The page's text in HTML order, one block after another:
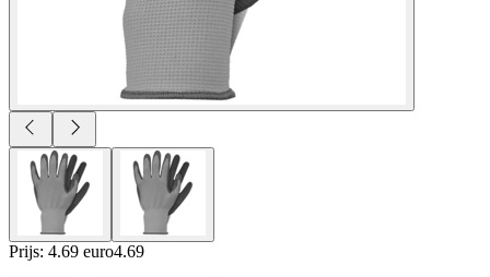
Prijs: 4.69 euro4.69